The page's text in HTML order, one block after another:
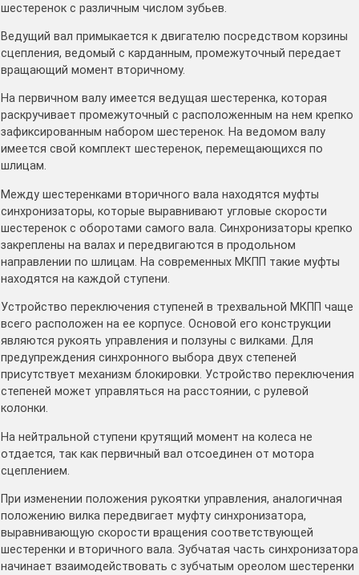
шестеренок с различным числом зубьев.
Ведущий вал примыкается к двигателю посредством корзины
сцепления, ведомый с карданным, промежуточный передает
вращающий момент вторичному.
На первичном валу имеется ведущая шестеренка, которая
раскручивает промежуточный с расположенным на нем крепко
зафиксированным набором шестеренок. На ведомом валу
имеется свой комплект шестеренок, перемещающихся по
шлицам.
Между шестеренками вторичного вала находятся муфты
синхронизаторы, которые выравнивают угловые скорости
шестеренок с оборотами самого вала. Синхронизаторы крепко
закреплены на валах и передвигаются в продольном
направлении по шлицам. На современных МКПП такие муфты
находятся на каждой ступени.
Устройство переключения ступеней в трехвальной МКПП чаще
всего расположен на ее корпусе. Основой его конструкции
являются рукоять управления и ползуны с вилками. Для
предупреждения синхронного выбора двух степеней
присутствует механизм блокировки. Устройство переключения
степеней может управляться на расстоянии, с рулевой
колонки.
На нейтральной ступени крутящий момент на колеса не
отдается, так как первичный вал отсоединен от мотора
сцеплением.
При изменении положения рукоятки управления, аналогичная
положению вилка передвигает муфту синхронизатора,
выравнивающую скорости вращения соответствующей
шестеренки и вторичного вала. Зубчатая часть синхронизатора
начинает взаимодействовать с зубчатым ореолом шестеренки